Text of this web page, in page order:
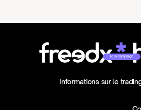
Join campaign
Informations sur le